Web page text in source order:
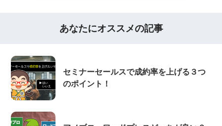
あなたにオススメの記事
セミナーセールスで成約率を上げる３つ
のポイント！